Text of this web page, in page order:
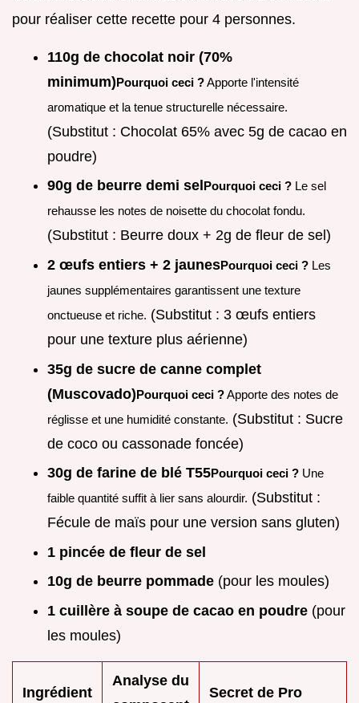
pour réaliser cette recette pour 4 personnes.
110g de chocolat noir (70%
minimum)Pourquoi ceci ?Apporte l'intensité
aromatique et la tenue structurelle nécessaire.
(Substitut : Chocolat 65% avec 5g de cacao en
poudre)
90g de beurre demi sel Pourquoi ceci ? Le sel
rehausse les notes de noisette du chocolat fondu.
(Substitut : Beurre doux + 2g de fleur de sel)
2 œufs entiers + 2 jaunesPourquoi ceci ? Les
jaunes supplémentaires garantissent une texture
onctueuse et riche. (Substitut : 3 œufs entiers
pour une texture plus aérienne)
35g de sucre de canne complet
(Muscovado)Pourquoi ceci ?Apporte des notes de
réglisse et une humidité constante. (Substitut : Sucre
de coco ou cassonade foncée)
30g de farine de blé T55Pourquoi ceci ? Une
faible quantité suffit à lier sans alourdir. (Substitut :
Fécule de maïs pour une version sans gluten)
1 pincée de fleur de sel
10g de beurre pommade (pour les moules)
1 cuillère à soupe de cacao en poudre (pour
les moules)
Ingrédient
Analyse du
Secret de Pro